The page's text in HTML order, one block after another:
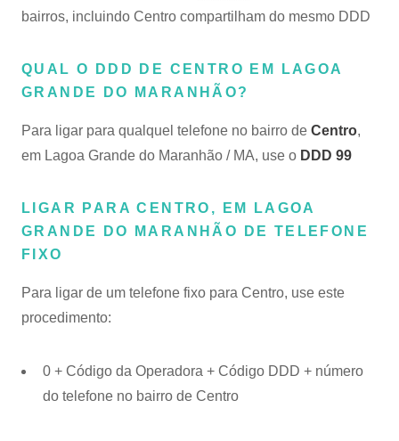
bairros, incluindo Centro compartilham do mesmo DDD
QUAL O DDD DE CENTRO EM LAGOA
GRANDE DO MARANHÃO?
Para ligar para qualquel telefone no bairro de Centro,
em Lagoa Grande do Maranhão / MA, use o DDD 99
LIGAR PARA CENTRO, EM LAGOA
GRANDE DO MARANHÃO DE TELEFONE
FIXO
Para ligar de um telefone fixo para Centro, use este
procedimento:
0 + Código da Operadora + Código DDD + número
do telefone no bairro de Centro